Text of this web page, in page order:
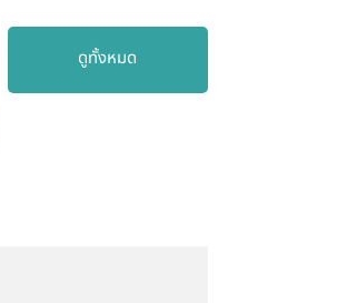
ดูทั้งหมด